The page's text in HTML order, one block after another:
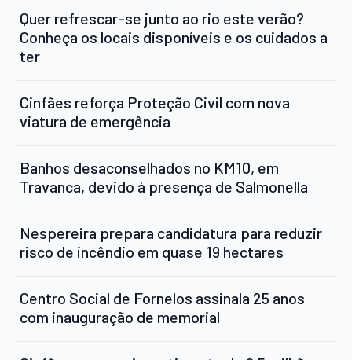
Quer refrescar-se junto ao rio este verão?
Conheça os locais disponíveis e os cuidados a
ter
Cinfães reforça Proteção Civil com nova
viatura de emergência
Banhos desaconselhados no KM10, em
Travanca, devido à presença de Salmonella
Nespereira prepara candidatura para reduzir
risco de incêndio em quase 19 hectares
Centro Social de Fornelos assinala 25 anos
com inauguração de memorial